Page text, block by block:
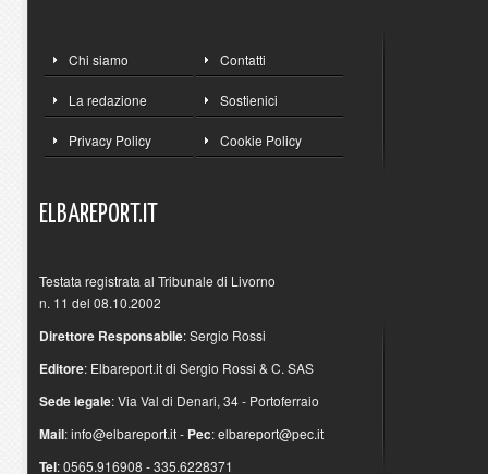
Chi siamo Contatti
La redazione Sostienici
Privacy Policy Cookie Policy
ELBAREPORT.IT
Testata registrata al Tribunale di Livorno
n. 11 del 08.10.2002
Direttore Responsabile: Sergio Rossi
Editore: Elbareport.it di Sergio Rossi & C. SAS
Sede legale: Via Val di Denari, 34 - Portoferraio
Mail:info@elbareport.it- Pec:elbareport@pec.it
Tel: 0565.916908 - 335.6228371